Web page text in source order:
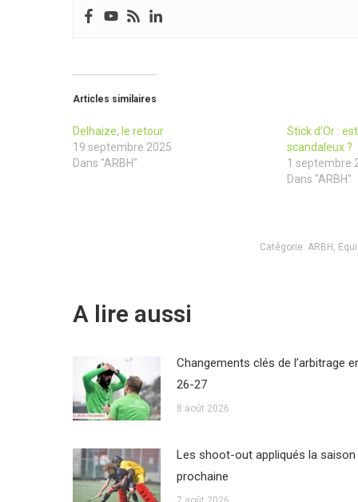
Articles similaires
Delhaize, le retour
19 septembre 2025
Dans "ARBH"
Stick d’Or :
scandaleux ?
1 septembre
Dans "ARBH"
Catégorie ARBH
A lire aussi
Changements clés de l’arbitrage
26-27
8 août 2026
Les shoot-out appliqués la saison
prochaine